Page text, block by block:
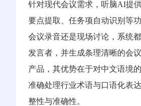
针对现代会议需求，听脑AI提
要点提取、任务项自动识别等
会议录音还是现场讨论，系统
发言者，并生成条理清晰的会
产品，其优势在于对中文语境
准确处理行业术语与口语化表
整性与准确性。